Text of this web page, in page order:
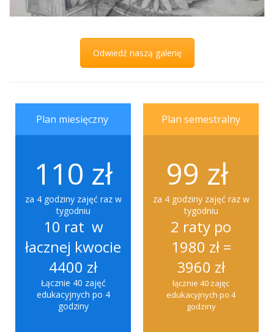
Odwiedź naszą galerię
Plan miesięczny
110 zł
za 4 godziny zajęć raz w
tygodniu
10 rat w
łacznej kwocie
4400 zł
Łącznie 40 zajęć
edukacyjnych po 4
godziny
Plan semestralny
99 zł
za 4 godziny zajęć raz w
tygodniu
2 raty po
1980 zł =
3960 zł
łącznie 40 zajęc
edukacyjnych po 4
godziny